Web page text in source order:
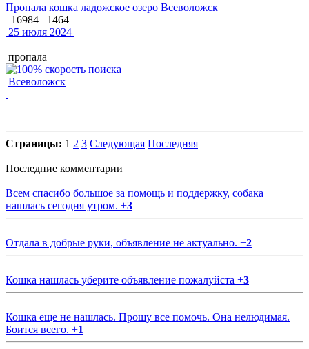
Пропала кошка ладожское озеро Всеволожск
16984
1464
25 июля 2024
пропала
Всеволожск
Страницы: 1 2 3 Следующая Последняя
Последние комментарии
Всем спасибо большое за помощь и поддержку, собака
нашлась сегодня утром. +3
Отдала в добрые руки, объявление не актуально. +2
Кошка нашлась уберите объявление пожалуйста +3
Кошка еще не нашлась. Прошу все помочь. Она нелюдимая.
Боится всего. +1